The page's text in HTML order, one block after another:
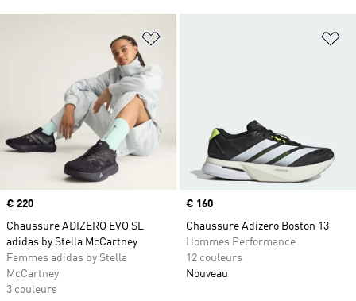
Ajouter à la Liste de produits
Prix
€ 220
Chaussure ADIZERO EVO SL
adidas by Stella McCartney
Femmes adidas by Stella
McCartney
3 couleurs
Prix
€ 160
Chaussure Adizero Boston 13
Hommes Performance
12 couleurs
Nouveau